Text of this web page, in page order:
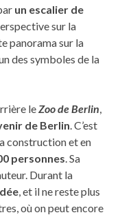
un escalier de
sur la
panorama sur la
des symboles de la
leZoo de Berlin,
de Berlin. C’est
construction et en
personnes. Sa
Durant la
, et il ne reste plus
où on peut encore